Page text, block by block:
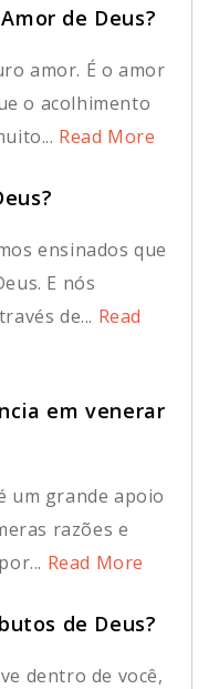
de Deus?
amor. É o amor
o acolhimento
Read More
ensinados que
E nós
de... Read
em venerar
um grande apoio
razões e
Read More
de Deus?
dentro de você,